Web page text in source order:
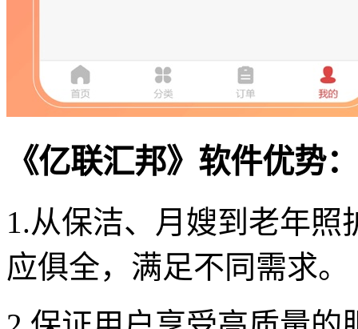
《亿联汇邦》软件优势：
1.从保洁、月嫂到老年
应俱全，满足不同需求。